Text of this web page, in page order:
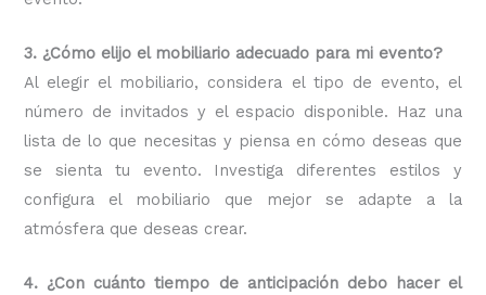
3. ¿Cómo elijo el mobiliario adecuado para mi evento?
Al elegir el mobiliario, considera el tipo de evento, el
número de invitados y el espacio disponible. Haz una
lista de lo que necesitas y piensa en cómo deseas que
se sienta tu evento. Investiga diferentes estilos y
configura el mobiliario que mejor se adapte a la
atmósfera que deseas crear.
4. ¿Con cuánto tiempo de anticipación debo hacer el